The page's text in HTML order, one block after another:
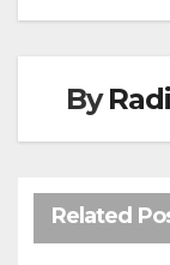
By
Related